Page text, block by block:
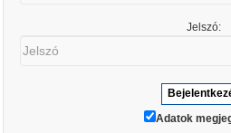
Jelszó:
Adatok